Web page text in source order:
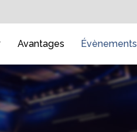
Avantages Évènements